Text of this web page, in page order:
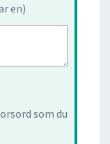
en)
som du